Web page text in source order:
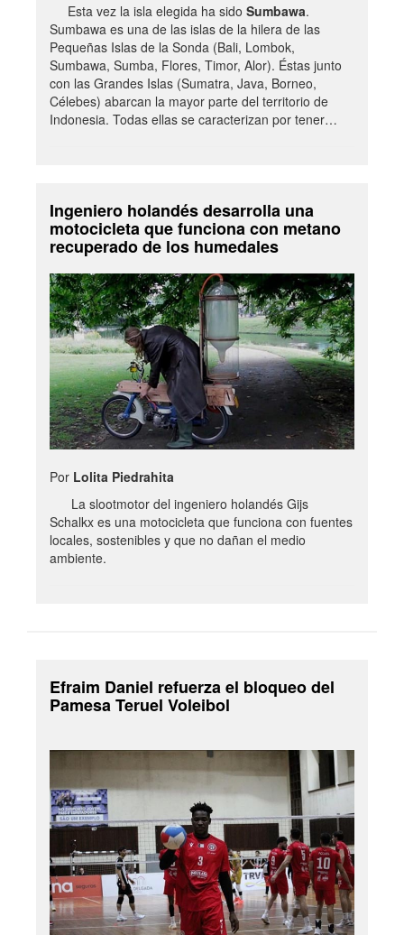
Esta vez la isla elegida ha sido Sumbawa.
Sumbawa es una de las islas de la hilera de las
Pequeñas Islas de la Sonda (Bali, Lombok,
Sumbawa, Sumba, Flores, Timor, Alor). Éstas junto
con las Grandes Islas (Sumatra, Java, Borneo,
Célebes) abarcan la mayor parte del territorio de
Indonesia. Todas ellas se caracterizan por tener…
Ingeniero holandés desarrolla una
motocicleta que funciona con metano
recuperado de los humedales
Por Lolita Piedrahita
La slootmotor del ingeniero holandés Gijs
Schalkx es una motocicleta que funciona con fuentes
locales, sostenibles y que no dañan el medio
ambiente.
Efraim Daniel refuerza el bloqueo del
Pamesa Teruel Voleibol